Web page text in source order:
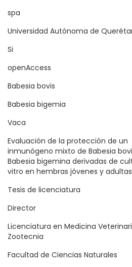
spa
Universidad Autónoma de
Si
openAccess
Babesia bovis
Babesia bigemia
Vaca
Evaluación de la protección de un
inmunógeno mixto de Babesia
Babesia bigemina derivadas de
vitro en hembras jóvenes y adultas
Tesis de licenciatura
Director
Licenciatura en Medicina
Zootecnia
Facultad de Ciencias Naturales